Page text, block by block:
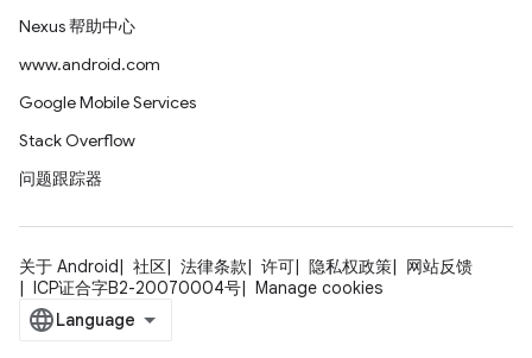
Nexus 帮助中心
www.android.com
Google Mobile Services
Stack Overflow
问题跟踪器
关于 Android 社区 法律条款 许可 隐私权政策
网站反馈
ICP证合字B2-20070004号
Manage cookies